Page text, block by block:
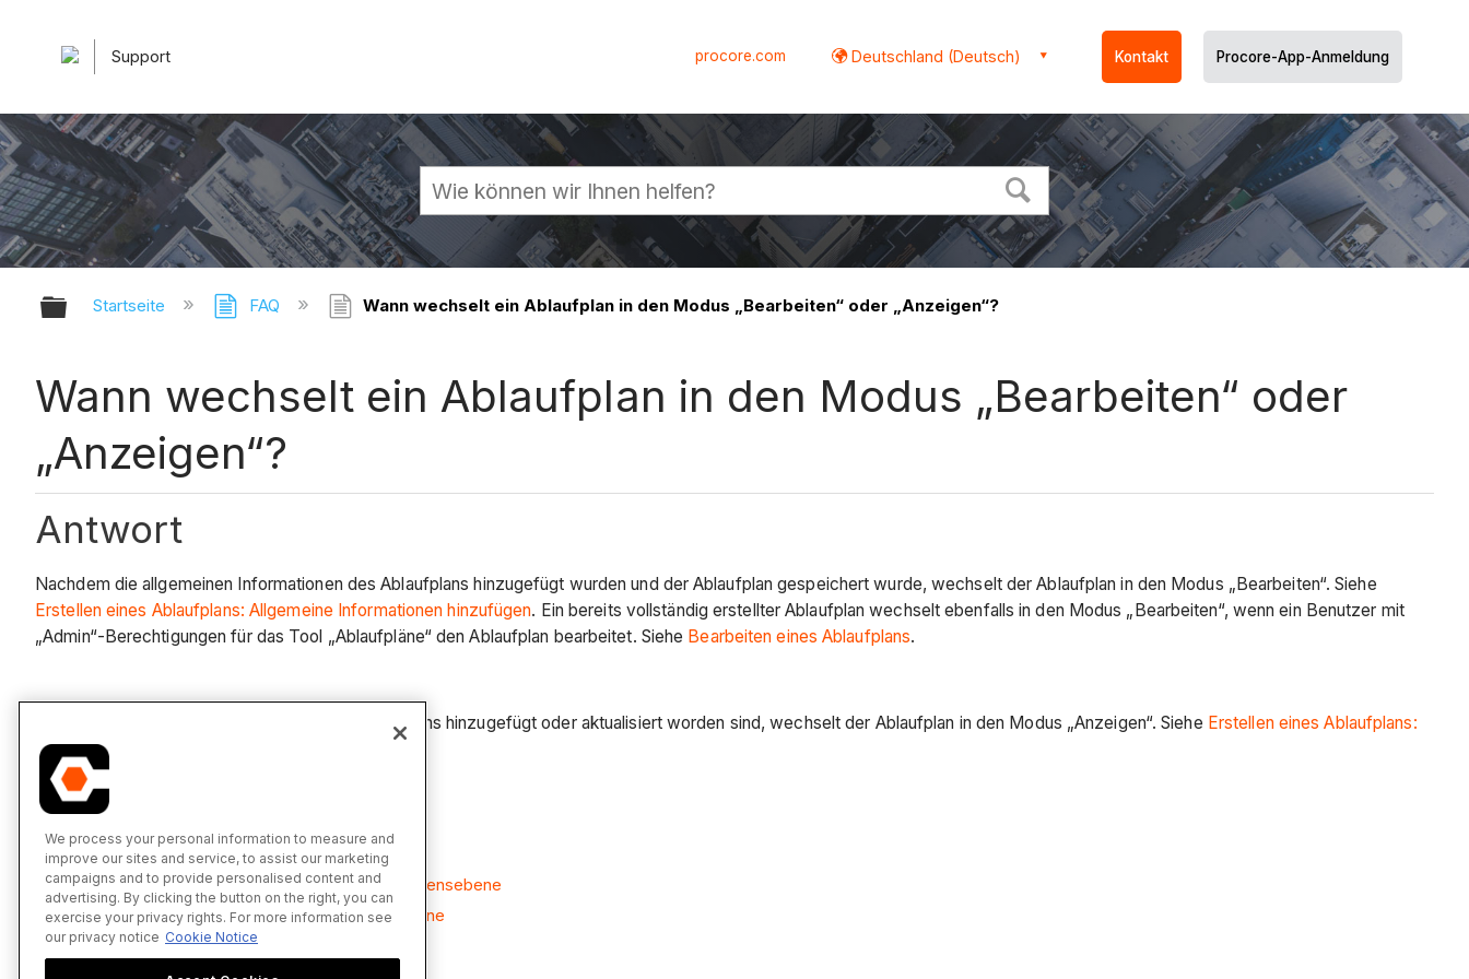
Support procore.com Deutschland (Deutsch) Kontakt Procore-App-Anmeldung
Globale Hierarchie auf- und zuklappen
Startseite FAQ Wann wechselt ein Ablaufplan in den Modus „Bearbeiten“ oder „Anzeigen“?
Wann wechselt ein Ablaufplan in den Modus „Bearbeiten“ oder
„Anzeigen“?
Antwort
Nachdem die allgemeinen Informationen des Ablaufplans hinzugefügt wurden und der Ablaufplan gespeichert wurde, wechselt der Ablaufplan in den Modus „Bearbeiten“. Siehe
Erstellen eines Ablaufplans: Allgemeine Informationen hinzufügen. Ein bereits vollständig erstellter Ablaufplan wechselt ebenfalls in den Modus „Bearbeiten“, wenn ein Benutzer mit
„Admin“-Berechtigungen für das Tool „Ablaufpläne“ den Ablaufplan bearbeitet. Siehe Bearbeiten eines Ablaufplans.
Nachdem die Abschnitte und Posten des Ablaufplans hinzugefügt oder aktualisiert worden sind, wechselt der Ablaufplan in den Modus „Anzeigen“. Siehe Erstellen eines Ablaufplans:
Abschnitte und Posten hinzufügen
Siehe auch
Erstellen einer Ablaufplan-Vorlage auf Unternehmensebene
Erstellen einer Ablaufplan-Vorlage auf Projektebene
Durchführen eines Ablaufplans
We process your personal information to measure and
improve our sites and service, to assist our marketing
campaigns and to provide personalised content and
advertising. By clicking the button on the right, you can
exercise your privacy rights. For more information see
our privacy notice Cookie Notice